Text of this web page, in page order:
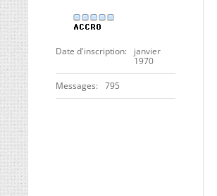
Date d'inscription
janvier
1970
Messages 795